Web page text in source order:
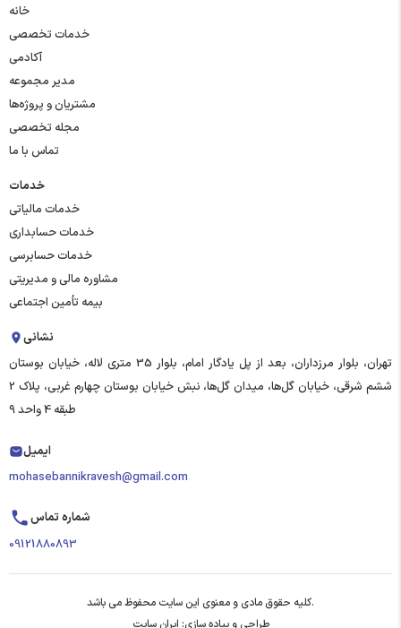
خانه
خدمات تخصصی
آکادمی
مدیر مجموعه
مشتریان و پروژه‌ها
مجله تخصصی
تماس با ما
خدمات
خدمات مالیاتی
خدمات حسابداری
خدمات حسابرسی
مشاوره مالی و مدیریتی
بیمه تأمین اجتماعی
نشانی
تهران، بلوار مرزداران، بعد از پل یادگار امام، بلوار 35 متری لاله، خیابان بوستان
ششم شرقی، خیابان گل‌ها، میدان گل‌ها، نبش خیابان بوستان چهارم غربی، پلاک 2
طبقه 4 واحد 9
ایمیل
mohasebannikravesh@gmail.com
شماره تماس
09121880893
کلیه حقوق مادی و معنوی این سایت محفوظ می باشد.
طراحی و پیاده سازی: ایران سایت